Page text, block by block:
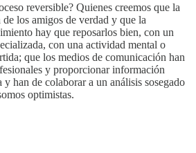
reversible? Quienes creemos que la
los amigos de verdad y que la
hay que reposarlos bien, con un
con una actividad mental o
que los medios de comunicación han
y proporcionar información
y han de colaborar a un análisis sosegado
optimistas.